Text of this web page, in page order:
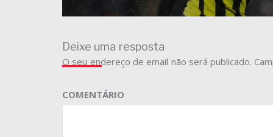
Deixe uma resposta
O seu endereço de email não será publicado.
COMENTÁRIO